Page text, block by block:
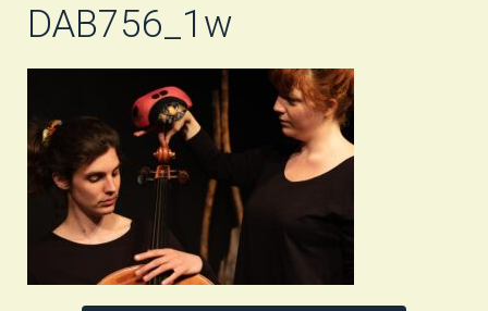
DAB756_1w